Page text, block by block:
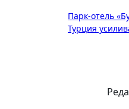
по
Парк-отель
Турция